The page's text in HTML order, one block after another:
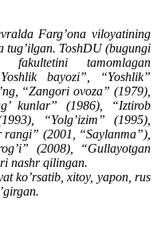
Farg’ona viloyatining
tug’ilgan. ToshDU (bugungi
tamomlagan
bayozi”, “Yoshlik”
“Zangori ovoza” (1979),
kunlar” (1986), “Iztirob
“Yolg’izim” (1995),
rangi” (2001, “Saylanma”),
(2008), “Gullayotgan
nashr qilingan.
ko’rsatib, xitoy, yapon, rus